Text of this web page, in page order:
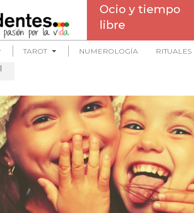
Ocio y tiempo
libre
TAROT NUMEROLOGÍA RITUALES